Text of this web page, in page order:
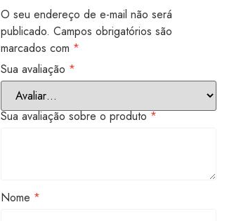
O seu endereço de e-mail não será
publicado. Campos obrigatórios são
marcados com *
Sua avaliação *
Sua avaliação sobre o produto*
Nome *